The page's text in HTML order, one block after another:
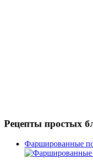
Рецепты простых
Фаршированные